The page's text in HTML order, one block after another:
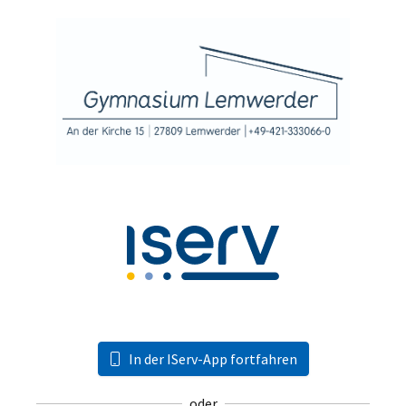
In der IServ-App fortfahren